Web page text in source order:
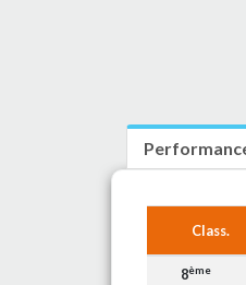
Class.
8ème